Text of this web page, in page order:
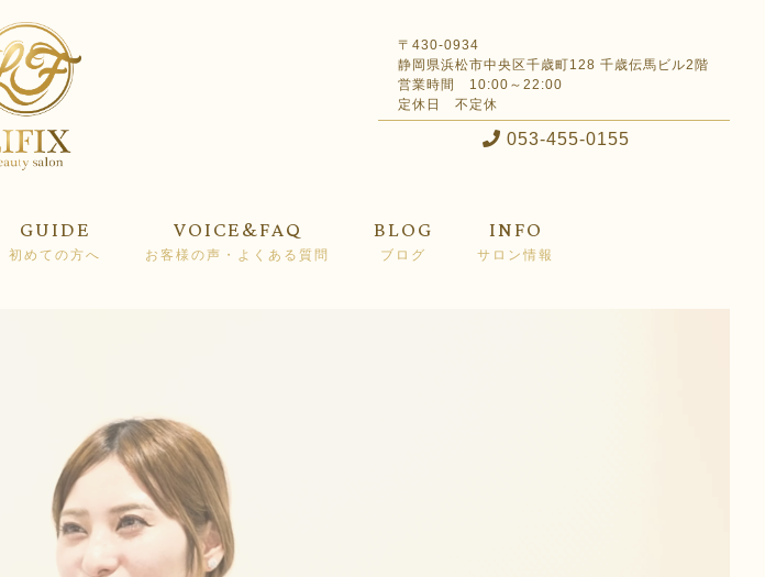
〒430-0934
静岡県浜松市中央区千歳町128 千歳伝馬ビル2階
営業時間 10:00～22:00
定休日 不定休
053-455-0155
GUIDE
初めての方へ
VOICE&FAQ
お客様の声・よくある質問
BLOG
ブログ
INFO
サロン情報